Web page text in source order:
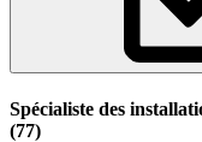
Spécialiste des
(77)